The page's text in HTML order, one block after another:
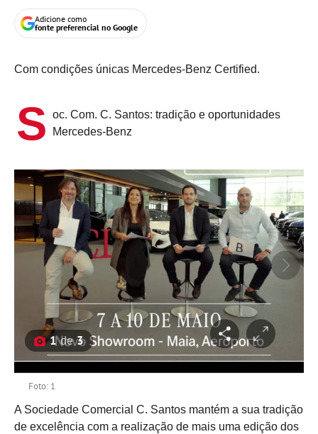
Adicione como
fonte preferencial no Google
Com condições únicas Mercedes-Benz Certified.
S oc. Com. C. Santos: tradição e oportunidades
Mercedes-Benz
1de3
Foto: 1
A Sociedade Comercial C. Santos mantém a sua tradição
de excelência com a realização de mais uma edição dos